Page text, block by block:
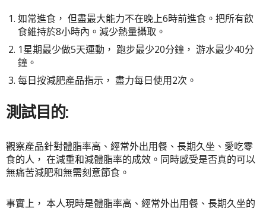
如常進食， 但盡最大能力不在晚上6時前進食。把所有飲
食維持於8小時內。減少熱量攝取。
1星期最少做5天運動， 跑步最少20分鐘， 游水最少40分
鐘。
每日按減肥產品指示， 盡力每日使用2次。
測試目的:
觀察產品針對體脂率高、經常外出用餐、長期久坐、愛吃零
食的人， 在減重和減體脂率的成效。同時感受是否真的可以
無痛苦減肥和無需刻意節食。
事實上， 本人現時是體脂率高、經常外出用餐、長期久坐的